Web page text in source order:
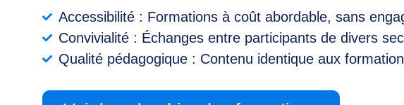
Accessibilité : Formations à coût abordable, sans
Convivialité : Échanges entre participants de divers
Qualité pédagogique : Contenu identique aux